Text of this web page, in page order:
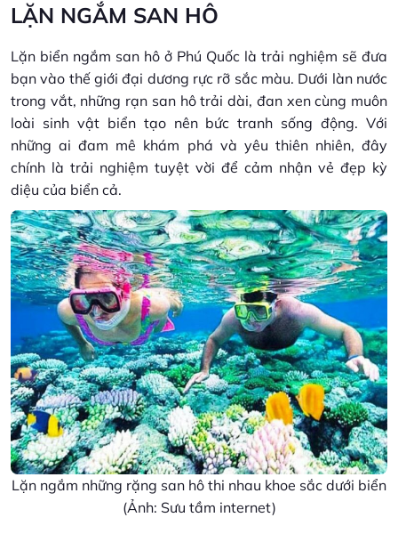
LẶN NGẮM SAN HÔ
Lặn biển ngắm san hô ở Phú Quốc là trải nghiệm sẽ đưa
bạn vào thế giới đại dương rực rỡ sắc màu. Dưới làn nước
trong vắt, những rạn san hô trải dài, đan xen cùng muôn
loài sinh vật biển tạo nên bức tranh sống động. Với
những ai đam mê khám phá và yêu thiên nhiên, đây
chính là trải nghiệm tuyệt vời để cảm nhận vẻ đẹp kỳ
diệu của biển cả.
Lặn ngắm những rặng san hô thi nhau khoe sắc dưới biển
(Ảnh: Sưu tầm internet)